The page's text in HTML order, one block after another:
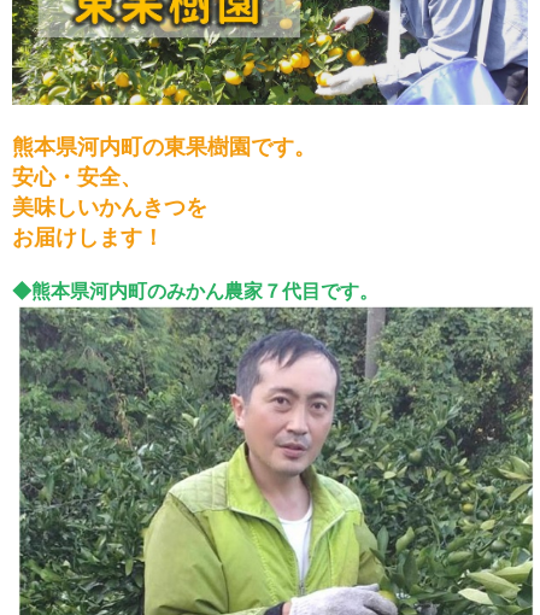
熊本県河内町の東果樹園です。
安心・安全、
美味しいかんきつを
お届けします！
◆熊本県河内町のみかん農家７代目です。